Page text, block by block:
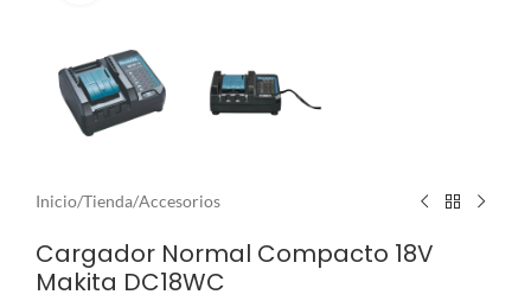
Inicio/Tienda/Accesorios
Cargador Normal Compacto 18V
Makita DC18WC